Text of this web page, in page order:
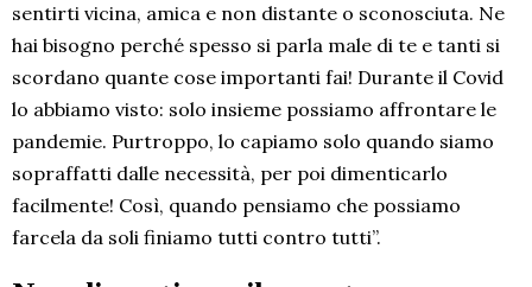
sentirti vicina, amica e non distante o sconosciuta. Ne
hai bisogno perché spesso si parla male di te e tanti si
scordano quante cose importanti fai! Durante il Covid
lo abbiamo visto: solo insieme possiamo affrontare le
pandemie. Purtroppo, lo capiamo solo quando siamo
sopraffatti dalle necessità, per poi dimenticarlo
facilmente! Così, quando pensiamo che possiamo
farcela da soli finiamo tutti contro tutti”.